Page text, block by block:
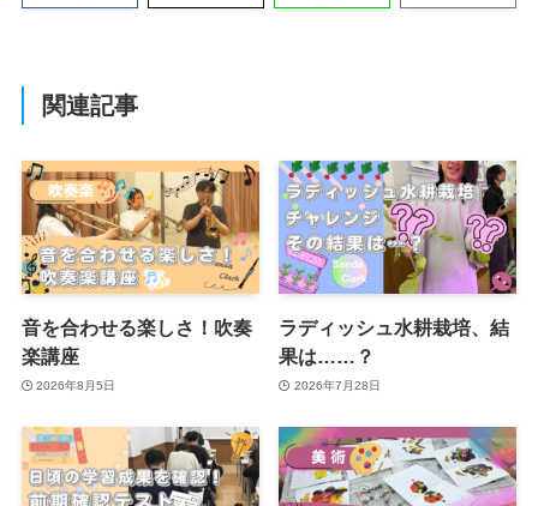
関連記事
音を合わせる楽しさ！吹奏
楽講座
2026年8月5日
ラディッシュ水耕栽培、結
果は……？
2026年7月28日